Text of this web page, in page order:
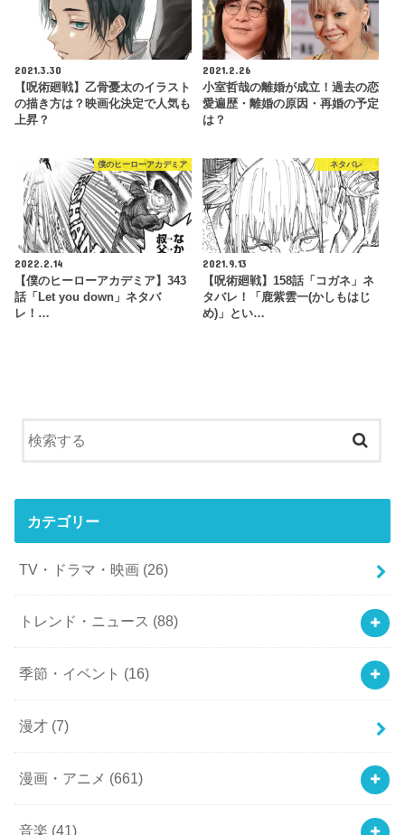
2021.3.30
【呪術廻戦】乙骨憂太のイラスト
の描き方は？映画化決定で人気も
上昇？
2021.2.26
小室哲哉の離婚が成立！過去の恋
愛遍歴・離婚の原因・再婚の予定
は？
僕のヒーローアカデミア
2022.2.14
【僕のヒーローアカデミア】343
話「Let you down」ネタバ
レ！…
ネタバレ
2021.9.13
【呪術廻戦】158話「コガネ」ネ
タバレ！「鹿紫雲一(かしもはじ
め)」とい…
カテゴリー
TV・ドラマ・映画 (26)
トレンド・ニュース (88)
季節・イベント (16)
漫才 (7)
漫画・アニメ (661)
音楽 (41)